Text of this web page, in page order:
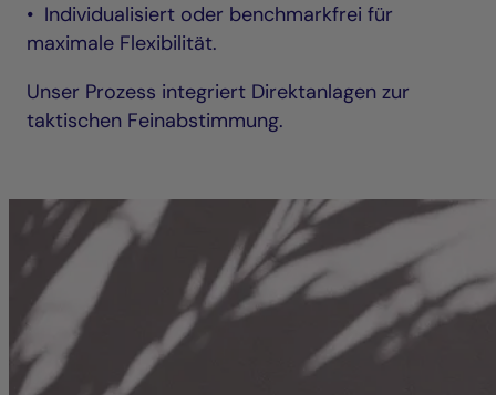
• Individualisiert oder benchmarkfrei für
maximale Flexibilität.
Unser Prozess integriert Direktanlagen zur
taktischen Feinabstimmung.